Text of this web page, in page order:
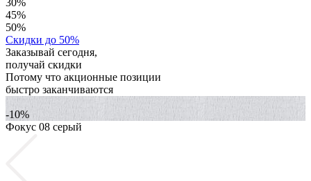
30%
45%
50%
Скидки до 50%
Заказывай сегодня,
получай скидки
Потому что акционные позиции
быстро заканчиваются
-10%
Фокус 08 серый